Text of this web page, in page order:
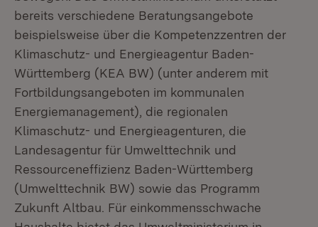
bereits verschiedene Beratungsangebote
beispielsweise über die Kompetenzzentren der
Klimaschutz- und Energieagentur Baden-
Württemberg (KEA BW) (unter anderem mit
Fortbildungsangeboten im kommunalen
Energiemanagement), die regionalen
Klimaschutz- und Energieagenturen, die
Landesagentur für Umwelttechnik und
Ressourceneffizienz Baden-Württemberg
(Umwelttechnik BW) sowie das Programm
Zukunft Altbau. Für einkommensschwache